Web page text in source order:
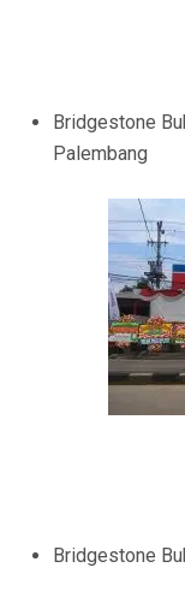
Bridgestone
Palembang
Bridgestone